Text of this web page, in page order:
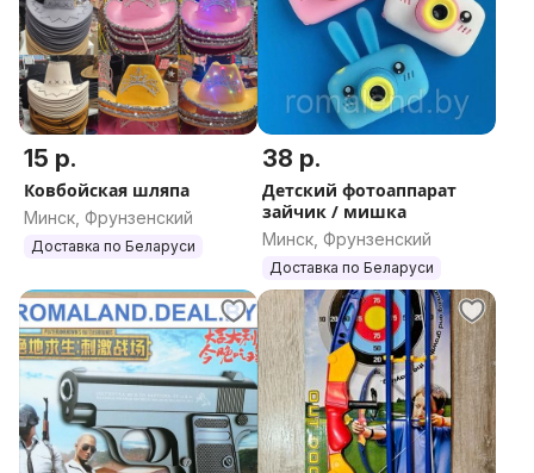
15 р.
Ковбойская шляпа
Минск, Фрунзенский
Доставка по Беларуси
38 р.
Детский фотоаппарат
зайчик / мишка
Минск, Фрунзенский
Доставка по Беларуси